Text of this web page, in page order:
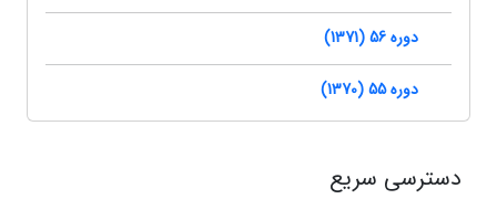
دوره 56 (1371)
دوره 55 (1370)
دسترسی سریع